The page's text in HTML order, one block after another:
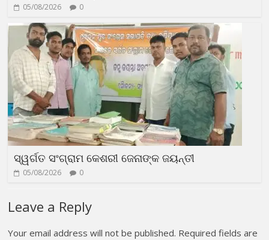
05/08/2026 0
ସ୍ୱର୍ଗତ ସଂଗ୍ରାମ କେଶରୀ ଜେନାଙ୍କ ଜୟନ୍ତୀ
05/08/2026 0
Leave a Reply
Your email address will not be published. Required fields are